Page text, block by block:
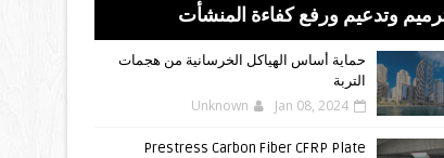
وتدعيم ورفع كفاءة المنشأت
حماية أساس الهياكل الخرسانية من هجمات
التربة
Unknown Jan 08, 2024
Prestress Carbon Fiber CFRP Plate